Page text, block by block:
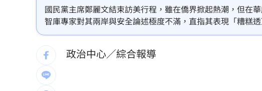
偷吃粿粿判賠百萬 王子神隱8個月2度發文 15:45
颱風來襲中國卻管制台海！他：無知又無良
國民黨主席鄭麗文結束訪美行程，雖在僑界掀起熱潮，但在
智庫專家對其兩岸與安全論述極度不滿，直指其表現「糟糕
論述與北京高度一致，恐淪為威權擴張的傳聲筒。由於鄭麗
與白宮國安會的會談告吹，此行被美方視為缺乏準備且過於天
政治中心／綜合報導